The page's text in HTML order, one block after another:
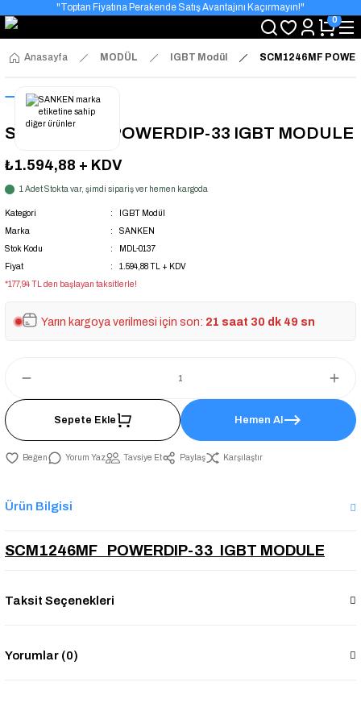
"Toptan Fiyatına Perakende Satış Avantajını Kaçırmayın!"
"Üyelere Özel: Stok Önceliği ve Proje Fiyatları."
0
Anasayfa MODÜL IGBT Modül SCM1246MF
SCM1246MF POWERDIP-33 IGBT MODULE
₺1.594,88 + KDV
1 Adet Stokta var, şimdi sipariş ver hemen kargoda
Kategori
IGBT Modül
Marka
SANKEN
Stok Kodu
MDL-0137
Fiyat
1.594,88 TL + KDV
*177,94 TL den başlayan taksitlerle!
Yarın kargoya verilmesi için son: 21 saat 30 dk 49 sn
Sepete Ekle Hemen Al
Yorum Yaz Tavsiye Et Paylaş Karşılaştır
Ürün Bilgisi
SCM1246MF POWERDIP-33 IGBT MODULE
Taksit Seçenekleri
Yorumlar (0)